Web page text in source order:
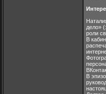
дело»
роли
В
В